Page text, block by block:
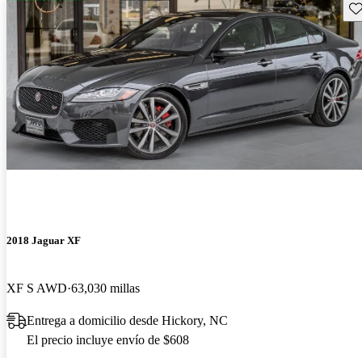
2018 Jaguar XF
XF S AWD 63,030 millas
Entrega a domicilio desde Hickory, NC
El precio incluye envío de $608